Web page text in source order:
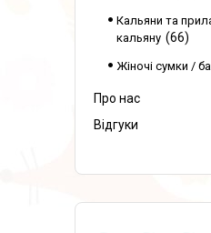
Кальяни та
кальяну
66
Жіночі сумки /
Про нас
Відгуки